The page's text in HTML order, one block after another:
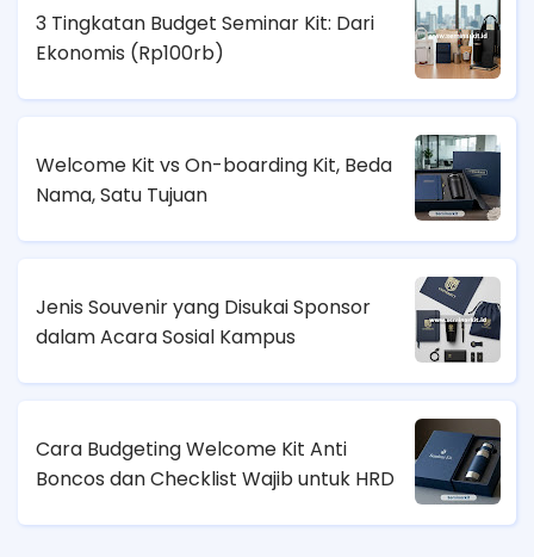
3 Tingkatan Budget Seminar Kit: Dari
Ekonomis (Rp100rb)
Welcome Kit vs On-boarding Kit, Beda
Nama, Satu Tujuan
Jenis Souvenir yang Disukai Sponsor
dalam Acara Sosial Kampus
Cara Budgeting Welcome Kit Anti
Boncos dan Checklist Wajib untuk HRD